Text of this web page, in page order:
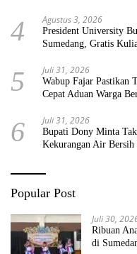
4 Agustus 3, 2026
President University
Sumedang, Gratis
5 Juli 31, 2026
Wabup Fajar Pastikan
Cepat Aduan Warga
6 Juli 31, 2026
Bupati Dony Minta
Kekurangan Air Bersih
Popular Post
Juli 30,
Ribuan
di